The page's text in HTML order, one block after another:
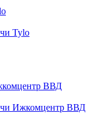
Tylo
ВВД
Ижкомцентр ВВД